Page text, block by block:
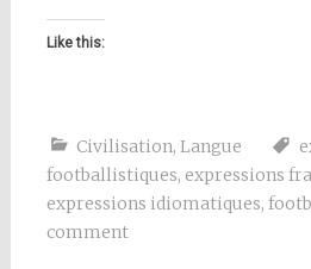
Like this:
Civilisation, Langue
footballistiques, expressions
expressions idiomatiques,
comment